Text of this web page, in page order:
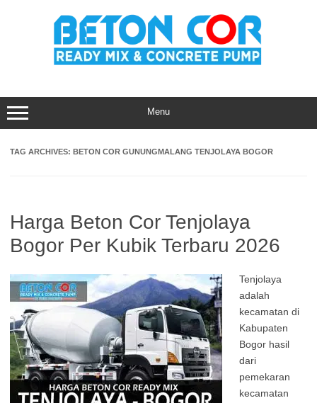
Menu
TAG ARCHIVES: BETON COR GUNUNGMALANG TENJOLAYA BOGOR
Harga Beton Cor Tenjolaya
Bogor Per Kubik Terbaru 2026
Tenjolaya
adalah
kecamatan di
Kabupaten
Bogor hasil
dari
pemekaran
kecamatan